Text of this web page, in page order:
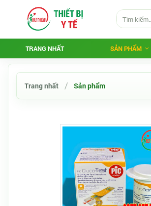
TRANG NHẤT SẢN PHẨM
Trang nhất Sản phẩm